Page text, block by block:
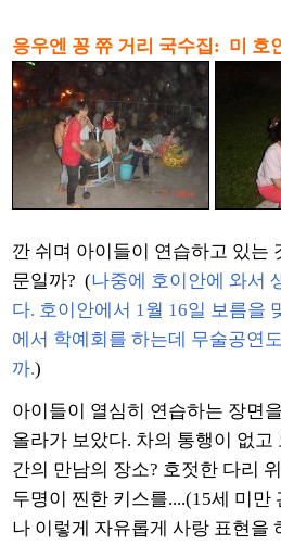
응우엔 꽁 쮸 거리 국수집: 미 호
깐 쉬며 아이들이 연습하고 있는
문일까? (나중에 호이안에 와서
다. 호이안에서 1월 16일 보름을
에서 학예회를 하는데 무술공연
까.)
아이들이 열심히 연습하는 장면
올라가 보았다. 차의 통행이 없
간의 만남의 장소? 호젓한 다리
두명이 찐한 키스를....(15세 미
나 이렇게 자유롭게 사랑 표현을